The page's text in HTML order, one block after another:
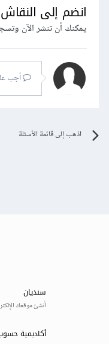
انضم إلى النقاش
يمكنك أن تنشر الآن
أجب
اذهب إلى قائمة الأسئلة